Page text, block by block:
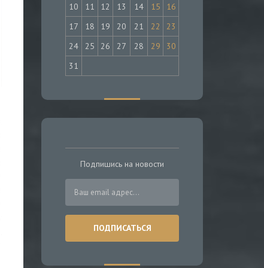
10
11 12 13 14 15
16
17
18 19 20 21 22
23
24
25 26 27 28 29
30
31
Подпишись на новости